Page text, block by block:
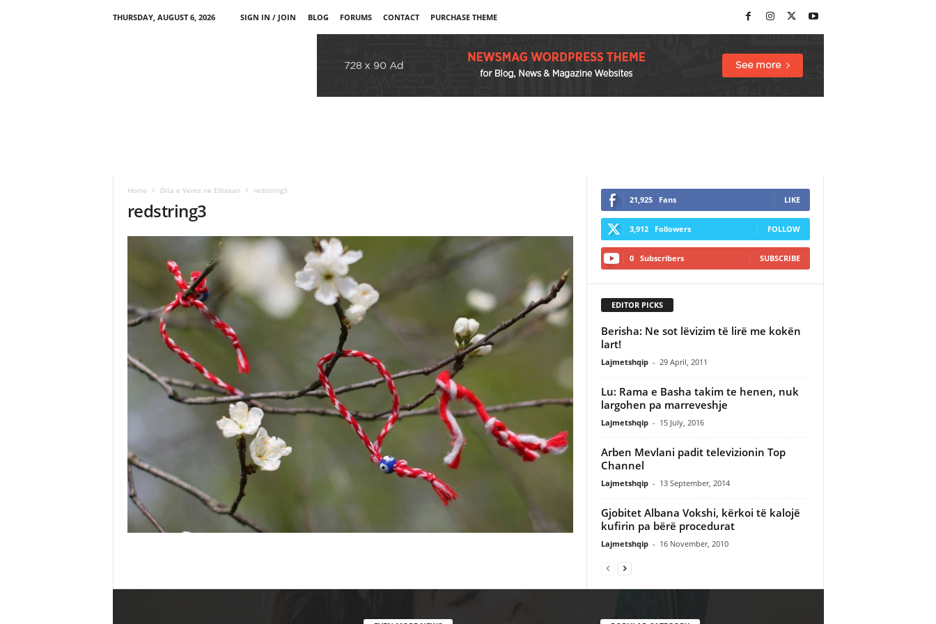
THURSDAY, AUGUST 6, 2026 SIGN IN / JOIN BLOG FORUMS CONTACT PURCHASE THEME
Home Dita e Veres ne Elbasan redstring3
redstring3 21,925 Fans LIKE
3,912 Followers FOLLOW
0 Subscribers SUBSCRIBE
EDITOR PICKS
Berisha: Ne sot lëvizim të lirë me kokën
lart!
Lajmetshqip - 29 April, 2011
Lu: Rama e Basha takim te henen, nuk
largohen pa marreveshje
Lajmetshqip - 15 July, 2016
Arben Mevlani padit televizionin Top
Channel
Lajmetshqip - 13 September, 2014
Gjobitet Albana Vokshi, kërkoi të kalojë
kufirin pa bërë procedurat
Lajmetshqip - 16 November, 2010